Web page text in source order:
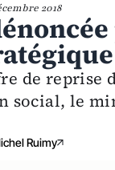
2018
de
le
Ruimy